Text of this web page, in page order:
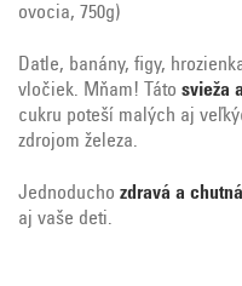
ovocia, 750g)
Datle, banány, figy,
vločiek. Mňam! Táto svieža
cukru poteší malých aj
zdrojom železa.
Jednoducho zdravá a
aj vaše deti.